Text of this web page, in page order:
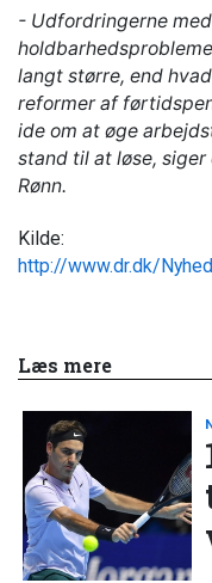
- Udfordringerne
langt større, end
reformer af
ide om at øge
stand til at løse,
Rønn.
Kilde:
http://www.dr.dk/
Læs mere